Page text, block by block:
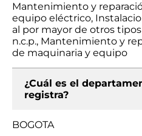
Mantenimiento y
equipo eléctrico,
al por mayor de otros
n.c.p., Mantenimiento y
de maquinaria y equipo
¿Cuál es el
registra?
BOGOTA